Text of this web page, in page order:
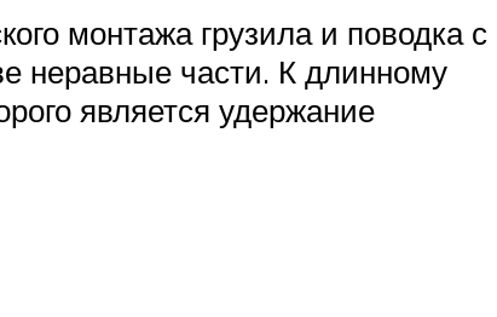
монтажа грузила и поводка с
неравные части. К длинному
является удержание